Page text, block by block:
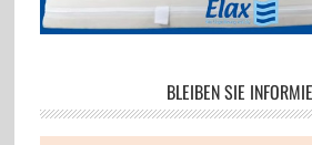
BLEIBEN SIE